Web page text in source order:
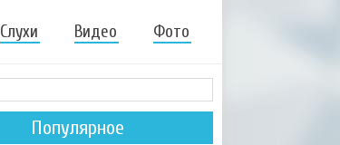
Слухи Видео Фото
Популярное